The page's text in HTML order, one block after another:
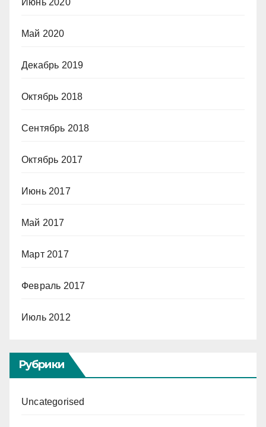
Май 2020
Декабрь 2019
Октябрь 2018
Сентябрь 2018
Октябрь 2017
Июнь 2017
Май 2017
Март 2017
Февраль 2017
Июль 2012
Рубрики
Uncategorised